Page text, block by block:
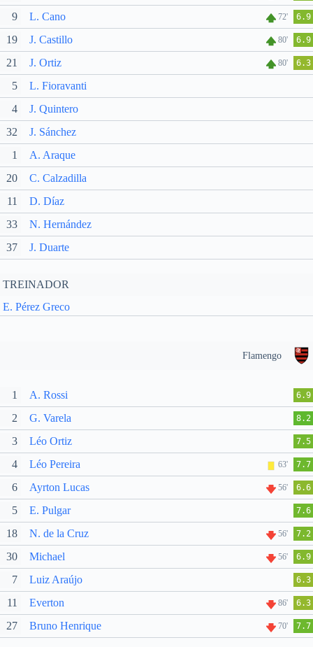
9 L. Cano 72' 6.9
19 J. Castillo 80' 6.9
21 J. Ortiz 80' 6.3
5
L. Fioravanti
4
J. Quintero
32
J. Sánchez
1
A. Araque
20
C. Calzadilla
11
D. Díaz
33
N. Hernández
37
J. Duarte
TREINADOR
E. Pérez Greco
Flamengo
1 A. Rossi 6.9
2 G. Varela 8.2
3 Léo Ortiz 7.5
4 Léo Pereira 63' 7.7
6 Ayrton Lucas 56' 6.6
5 E. Pulgar 7.6
18 N. de la Cruz 56' 7.2
30 Michael 56' 6.9
7 Luiz Araújo 6.3
11 Everton 86' 6.3
27 Bruno Henrique 70' 7.7